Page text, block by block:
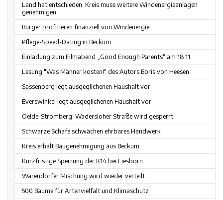
Land hat entschieden: Kreis muss weitere Windenergieanlagen
genehmigen
Bürger profitieren finanziell von Windenergie
Pflege-Speed-Dating in Beckum
Einladung zum Filmabend „Good Enough Parents“ am 18.11.
Lesung "Was Männer kosten!" des Autors Boris von Heesen
Sassenberg legt ausgeglichenen Haushalt vor
Everswinkel legt ausgeglichenen Haushalt vor
Oelde-Stromberg: Wadersloher Straße wird gesperrt
Schwarze Schafe schwächen ehrbares Handwerk
Kreis erhält Baugenehmigung aus Beckum
Kurzfristige Sperrung der K14 bei Liesborn
Warendorfer Mischung wird wieder verteilt
500 Bäume für Artenvielfalt und Klimaschutz